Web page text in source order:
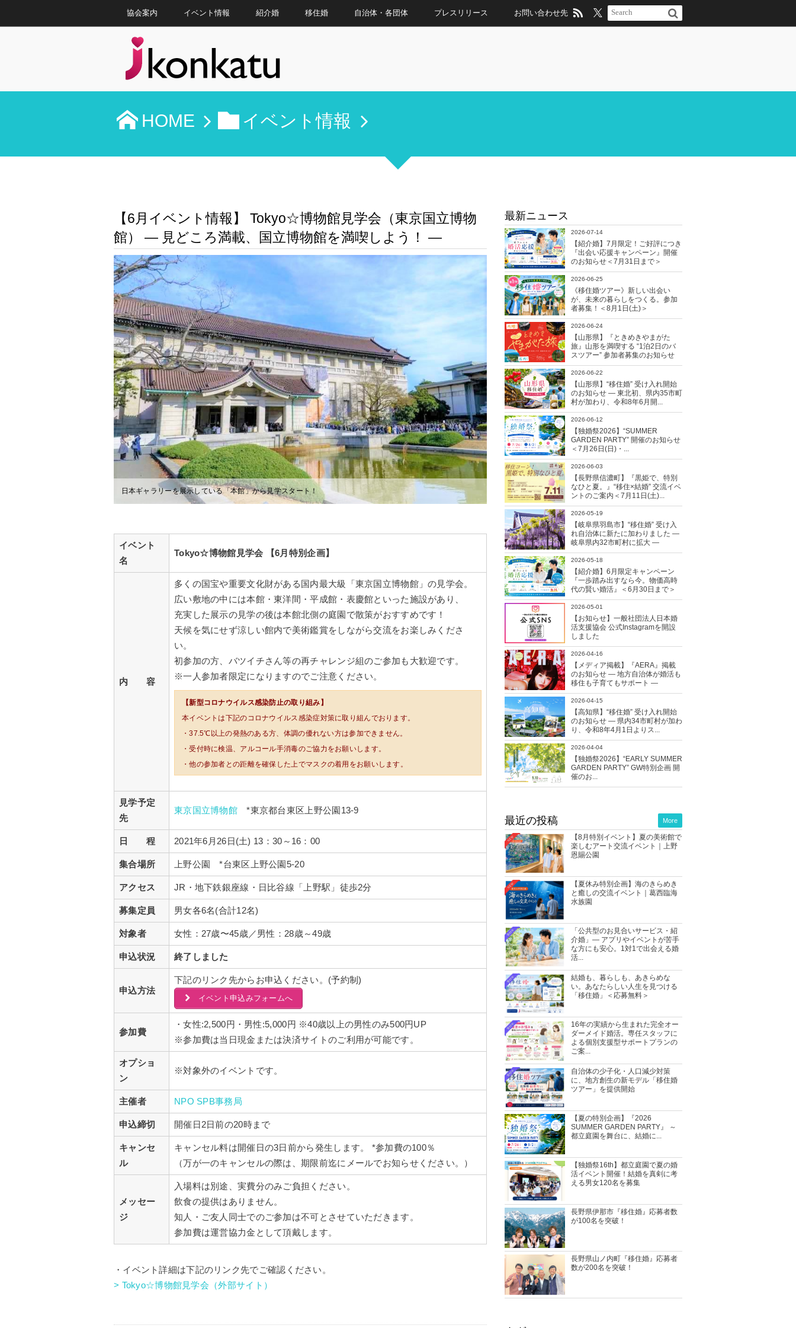
協会案内 イベント情報 紹介婚 移住婚 自治体・各団体 プレスリリース お問い合わせ先
HOME イベント情報
【6月イベント情報】 Tokyo☆博物館見学会（東京国立博物
館） ― 見どころ満載、国立博物館を満喫しよう！ ―
日本ギャラリーを展示している「本館」から見学スタート！
イベント
名
Tokyo☆博物館見学会 【6月特別企画】
内 容
多くの国宝や重要文化財がある国内最大級「東京国立博物館」の見学会。
広い敷地の中には本館・東洋間・平成館・表慶館といった施設があり、
充実した展示の見学の後は本館北側の庭園で散策がおすすめです！
天候を気にせず涼しい館内で美術鑑賞をしながら交流をお楽しみくださ
い。
初参加の方、バツイチさん等の再チャレンジ組のご参加も大歓迎です。
※一人参加者限定になりますのでご注意ください。
【新型コロナウイルス感染防止の取り組み】
本イベントは下記のコロナウイルス感染症対策に取り組んでおります。
・37.5℃以上の発熱のある方、体調の優れない方は参加できません。
・受付時に検温、アルコール手消毒のご協力をお願いします。
・他の参加者との距離を確保した上でマスクの着用をお願いします。
見学予定
先
東京国立博物館 *東京都台東区上野公園13-9
日 程 2021年6月26日(土) 13：30～16：00
集合場所 上野公園 *台東区上野公園5-20
アクセス JR・地下鉄銀座線・日比谷線「上野駅」徒歩2分
募集定員 男女各6名(合計12名)
対象者 女性：27歳〜45歳／男性：28歳～49歳
申込状況 終了しました
申込方法
下記のリンク先からお申込ください。(予約制)
イベント申込みフォームへ
参加費
・女性:2,500円・男性:5,000円 ※40歳以上の男性のみ500円UP
※参加費は当日現金または決済サイトのご利用が可能です。
オプショ
ン
※対象外のイベントです。
主催者 NPO SPB事務局
申込締切 開催日2日前の20時まで
キャンセ
ル
キャンセル料は開催日の3日前から発生します。 *参加費の100％
（万が一のキャンセルの際は、期限前迄にメールでお知らせください。）
メッセー
ジ
入場料は別途、実費分のみご負担ください。
飲食の提供はありません。
知人・ご友人同士でのご参加は不可とさせていただきます。
参加費は運営協力金として頂戴します。
・イベント詳細は下記のリンク先でご確認ください。
> Tokyo☆博物館見学会（外部サイト）
最新ニュース
2026-07-14
【紹介婚】7月限定！ご好評につき
『出会い応援キャンペーン』開催
のお知らせ＜7月31日まで＞
2026-06-25
《移住婚ツアー》新しい出会い
が、未来の暮らしをつくる。参加
者募集！＜8月1日(土)＞
2026-06-24
【山形県】『ときめきやまがた
旅』山形を満喫する “1泊2日のバ
スツアー” 参加者募集のお知らせ
2026-06-22
【山形県】“移住婚” 受け入れ開始
のお知らせ ― 東北初、県内35市町
村が加わり、令和8年6月開...
2026-06-12
【独婚祭2026】“SUMMER
GARDEN PARTY” 開催のお知らせ
＜7月26日(日)・...
2026-06-03
【長野県信濃町】『黒姫で、特別
なひと夏。』“移住×結婚” 交流イベ
ントのご案内＜7月11日(土)...
2026-05-19
【岐阜県羽島市】“移住婚” 受け入
れ自治体に新たに加わりました ―
岐阜県内32市町村に拡大 ―
2026-05-18
【紹介婚】6月限定キャンペーン
『一歩踏み出すなら今。物価高時
代の賢い婚活』＜6月30日まで＞
2026-05-01
【お知らせ】一般社団法人日本婚
活支援協会 公式Instagramを開設
しました
2026-04-16
【メディア掲載】『AERA』掲載
のお知らせ ― 地方自治体が婚活も
移住も子育てもサポート ―
2026-04-15
【高知県】“移住婚” 受け入れ開始
のお知らせ ― 県内34市町村が加わ
り、令和8年4月1日よりス...
2026-04-04
【独婚祭2026】“EARLY SUMMER
GARDEN PARTY” GW特別企画 開
催のお...
最近の投稿
【8月特別イベント】夏の美術館で
楽しむアート交流イベント｜上野
恩賜公園
【夏休み特別企画】海のきらめき
と癒しの交流イベント｜葛西臨海
水族園
「公共型のお見合いサービス・紹
介婚」― アプリやイベントが苦手
な方にも安心。1対1で出会える婚
活...
結婚も、暮らしも、あきらめな
い。あなたらしい人生を見つける
「移住婚」＜応募無料＞
16年の実績から生まれた完全オー
ダーメイド婚活。専任スタッフに
よる個別支援型サポートプランの
ご案...
自治体の少子化・人口減少対策
に、地方創生の新モデル「移住婚
ツアー」を提供開始
【夏の特別企画】『2026
SUMMER GARDEN PARTY』 ～
都立庭園を舞台に、結婚に...
【独婚祭16th】都立庭園で夏の婚
活イベント開催！結婚を真剣に考
える男女120名を募集
長野県伊那市『移住婚』応募者数
が100名を突破！
長野県山ノ内町『移住婚』応募者
数が200名を突破！
More